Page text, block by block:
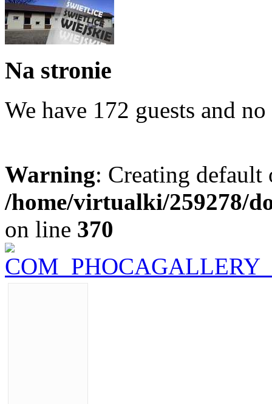
Na stronie
We have 172 guests and
Warning: Creating
/home/virtualki/259278/
on line 370